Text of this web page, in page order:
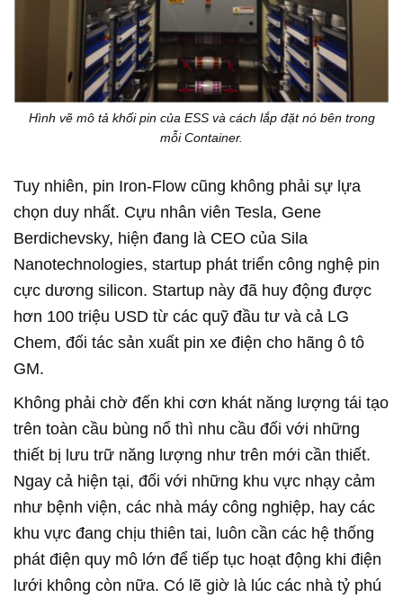
Hình vẽ mô tả khối pin của ESS và cách lắp đặt nó bên trong
mỗi Container.
Tuy nhiên, pin Iron-Flow cũng không phải sự lựa
chọn duy nhất. Cựu nhân viên Tesla, Gene
Berdichevsky, hiện đang là CEO của Sila
Nanotechnologies, startup phát triển công nghệ pin
cực dương silicon. Startup này đã huy động được
hơn 100 triệu USD từ các quỹ đầu tư và cả LG
Chem, đối tác sản xuất pin xe điện cho hãng ô tô
GM.
Không phải chờ đến khi cơn khát năng lượng tái tạo
trên toàn cầu bùng nổ thì nhu cầu đối với những
thiết bị lưu trữ năng lượng như trên mới cần thiết.
Ngay cả hiện tại, đối với những khu vực nhạy cảm
như bệnh viện, các nhà máy công nghiệp, hay các
khu vực đang chịu thiên tai, luôn cần các hệ thống
phát điện quy mô lớn để tiếp tục hoạt động khi điện
lưới không còn nữa. Có lẽ giờ là lúc các nhà tỷ phú